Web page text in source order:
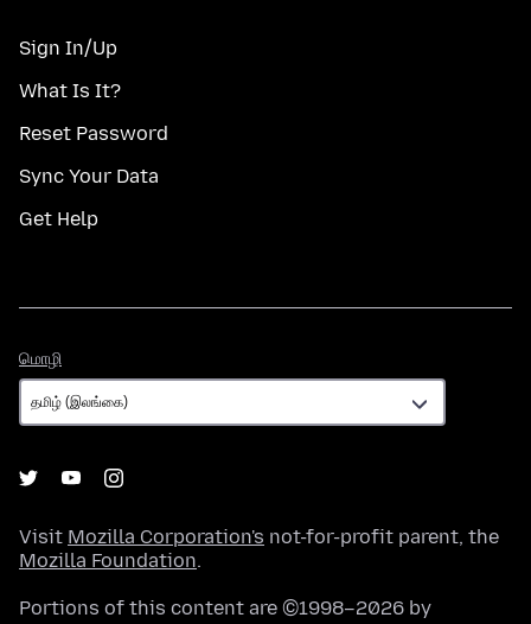
Sign In/Up
What Is It?
Reset Password
Sync Your Data
Get Help
மொழி
Visit Mozilla Corporation's not-for-profit parent, the
Mozilla Foundation.
Portions of this content are ©1998–2026 by